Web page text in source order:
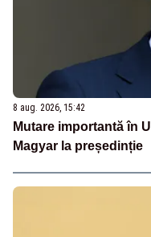
8 aug. 2026, 15:42
Mutare importantă în
Magyar la președinție